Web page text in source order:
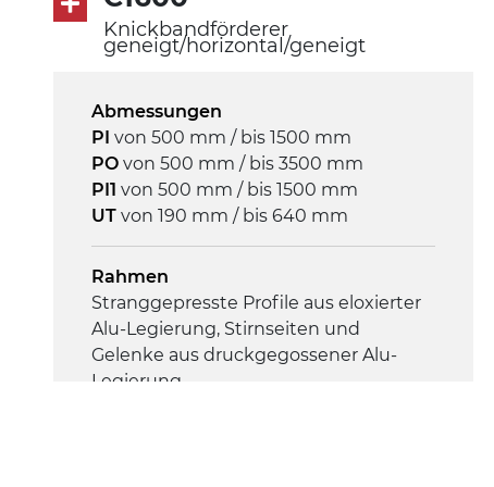
Antrieb
direkt, Zug (linke Seite),
3-phasiger Asynchronmotor für
Mehrfachspannung 230/400Vac-50Hz-
3Ph
Geschwindigkeit
3,4 m/Minute
Steuerung
On/Off, E-Stopp, Motor-
Überlastungsschutz
Knickbandförderer
geneigt/horizontal/geneigt
Abmessungen
PI von 500 mm / bis 1500 mm
PO von 500 mm / bis 3500 mm
PI1 von 500 mm / bis 1500 mm
UT von 190 mm / bis 640 mm
Rahmen
Stranggepresste Profile aus eloxierter
Alu-Legierung, Stirnseiten und
Gelenke aus druckgegossener Alu-
Legierung